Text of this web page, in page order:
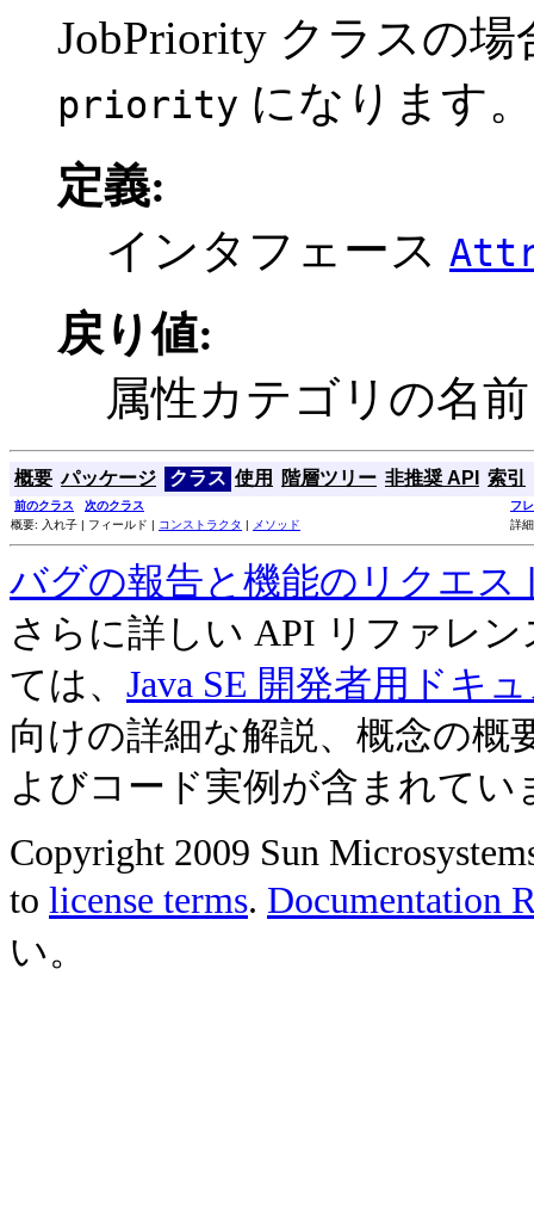
JobPriority クラスの
priority になります。
定義:
インタフェース
戻り値:
属性カテゴリの名前
概要 パッケージ クラス 使用 階層ツリー 非推奨 API 索引
前のクラス 次のクラス
フ
概要: 入れ子 | フィールド | コンストラクタ | メソッド 詳
バグの報告と機能のリクエス
さらに詳しい API リファレ
ては、 Java SE 開発者用ドキ
向けの詳細な解説、概念の概
よびコード実例が含まれてい
Copyright 2009 Sun
to license terms. Documentation
い。